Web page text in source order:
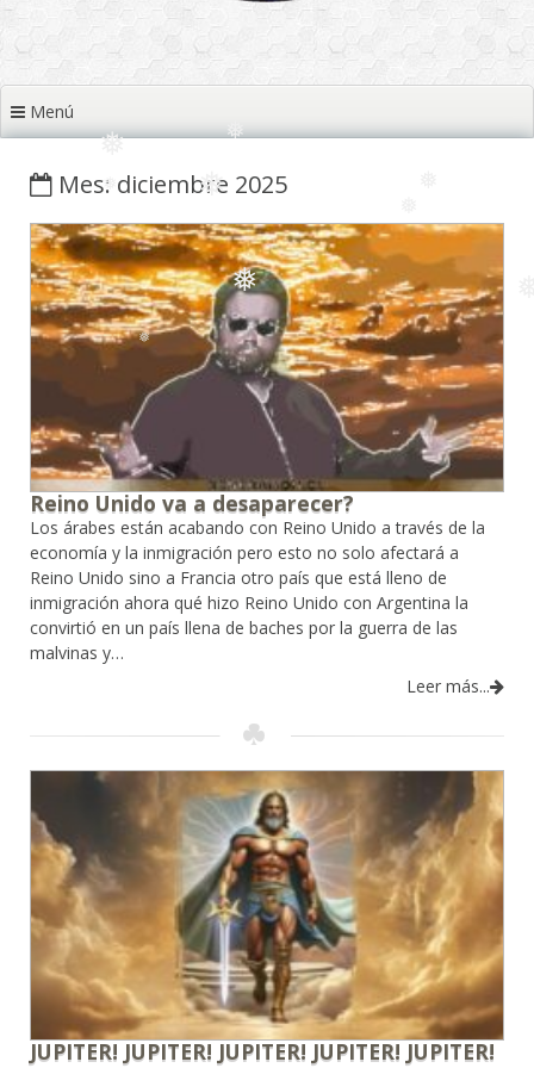
❅
❅
❅ ❅
❅
❅
❅
❅
❅
Menú
Mes: diciembre 2025
Reino Unido va a desaparecer?
Los árabes están acabando con Reino Unido a través de la
economía y la inmigración pero esto no solo afectará a
Reino Unido sino a Francia otro país que está lleno de
inmigración ahora qué hizo Reino Unido con Argentina la
convirtió en un país llena de baches por la guerra de las
malvinas y…
Leer más...
JUPITER! JUPITER! JUPITER! JUPITER! JUPITER!